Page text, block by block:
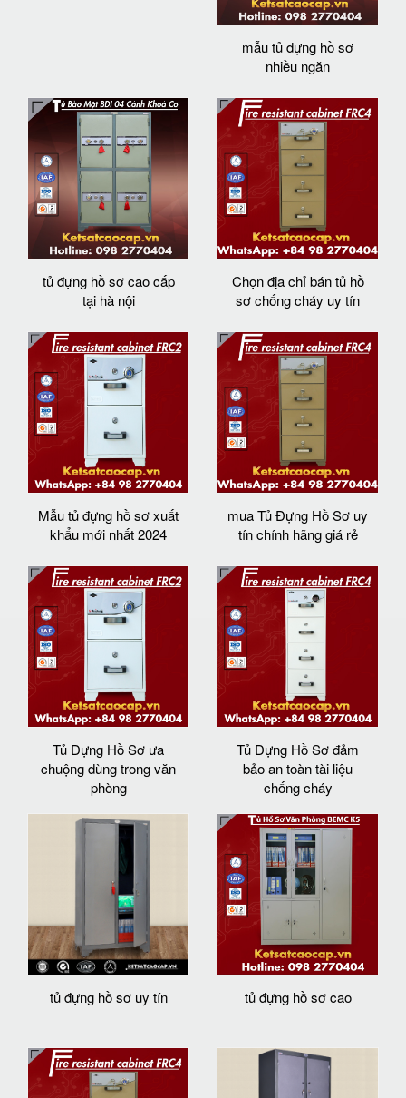
mẫu tủ đựng hồ sơ
nhiều ngăn
tủ đựng hồ sơ cao cấp
tại hà nội
Chọn địa chỉ bán tủ hồ
sơ chống cháy uy tín
Mẫu tủ đựng hồ sơ xuất
khẩu mới nhất 2024
mua Tủ Đựng Hồ Sơ uy
tín chính hãng giá rẻ
Tủ Đựng Hồ Sơ ưa
chuộng dùng trong văn
phòng
Tủ Đựng Hồ Sơ đảm
bảo an toàn tài liệu
chống cháy
tủ đựng hồ sơ uy tín tủ đựng hồ sơ cao